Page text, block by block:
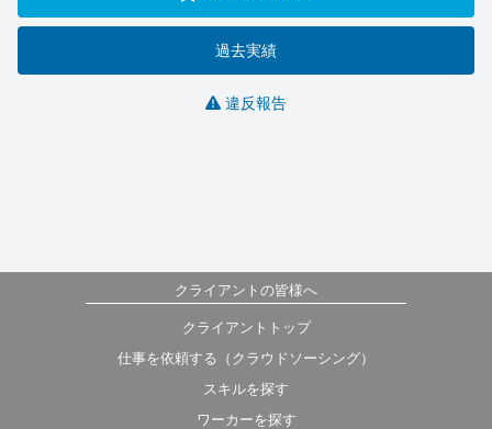
過去実績
違反報告
クライアントの皆様へ
クライアントトップ
仕事を依頼する（クラウドソーシング）
スキルを探す
ワーカーを探す